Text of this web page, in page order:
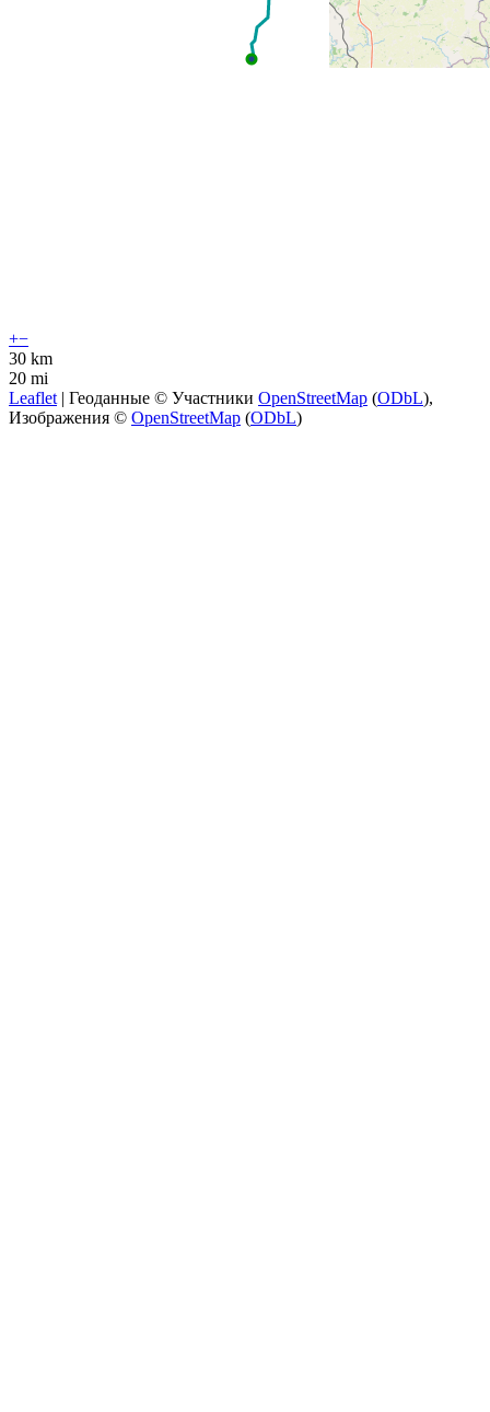
+−
30 km
20 mi
Leaflet | Геоданные © Участники OpenStreetMap (ODbL),
Изображения © OpenStreetMap (ODbL)